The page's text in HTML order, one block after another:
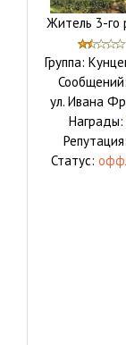
Житель 3-го
Группа:
Сообщений:
ул. Ивана
Награды:
Репутация:
Статус: